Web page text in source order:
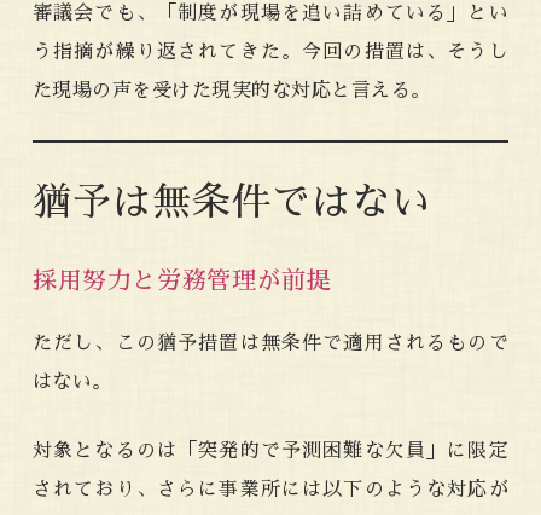
審議会でも、「制度が現場を追い詰めている」とい
う指摘が繰り返されてきた。今回の措置は、そうし
た現場の声を受けた現実的な対応と言える。
猶予は無条件ではない
採用努力と労務管理が前提
ただし、この猶予措置は無条件で適用されるもので
はない。
対象となるのは「突発的で予測困難な欠員」に限定
されており、さらに事業所には以下のような対応が